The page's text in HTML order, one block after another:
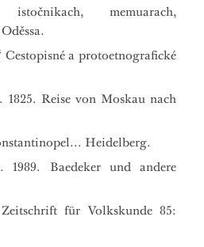
memuarach,
Cestopisné a protoetnografické
1825. Reise von Moskau nach
Heidelberg.
1989. Baedeker und andere
für Volkskunde 85: